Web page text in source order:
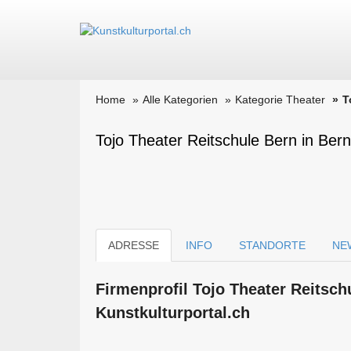
Home Alle Kategorien Kategorie Theater
Tojo Theater Reitschule Bern in Bern
ADRESSE INFO STANDORTE
Firmen­profil Tojo Theater
Kunstkulturportal.ch